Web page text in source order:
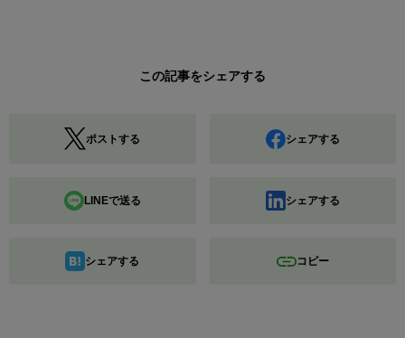
この記事をシェアする
ポストする シェアする
LINEで送る シェアする
シェアする コピー